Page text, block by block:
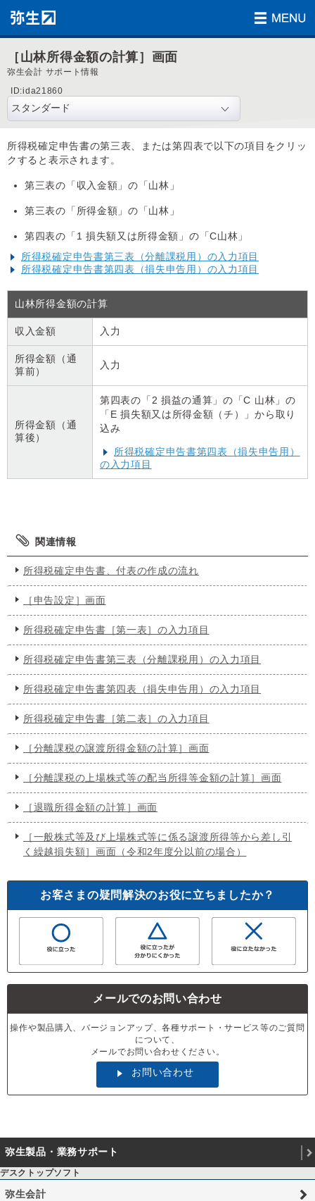
［山林所得金額の計算］画面
弥生会計 サポート情報
ID:ida21860
所得税確定申告書の第三表、または第四表で以下の項目をクリッ
クすると表示されます。
第三表の「収入金額」の「山林」
第三表の「所得金額」の「山林」
第四表の「1 損失額又は所得金額」の「C山林」
所得税確定申告書第三表（分離課税用）の入力項目
所得税確定申告書第四表（損失申告用）の入力項目
山林所得金額の計算
収入金額 入力
所得金額（通
算前）
入力
所得金額（通
算後）
第四表の「2 損益の通算」の「C 山林」の
「E 損失額又は所得金額（チ）」から取り
込み
所得税確定申告書第四表（損失申告用）
の入力項目
関連情報
所得税確定申告書、付表の作成の流れ
［申告設定］画面
所得税確定申告書［第一表］の入力項目
所得税確定申告書第三表（分離課税用）の入力項目
所得税確定申告書第四表（損失申告用）の入力項目
所得税確定申告書［第二表］の入力項目
［分離課税の譲渡所得金額の計算］画面
［分離課税の上場株式等の配当所得等金額の計算］画面
［退職所得金額の計算］画面
［一般株式等及び上場株式等に係る譲渡所得等から差し引
く繰越損失額］画面（令和2年度分以前の場合）
お客さまの疑問解決のお役に立ちましたか？
メールでのお問い合わせ
操作や製品購入、バージョンアップ、各種サポート・サービス等のご質問
について、
メールでお問い合わせください。
お問い合わせ
弥生製品・業務サポート
デスクトップソフト
弥生会計